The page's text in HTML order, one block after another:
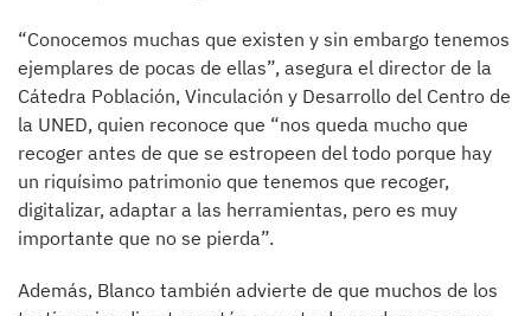
“Conocemos muchas que existen y sin embargo tenemos
ejemplares de pocas de ellas”, asegura el director de la
Cátedra Población, Vinculación y Desarrollo del Centro de
la UNED, quien reconoce que “nos queda mucho que
recoger antes de que se estropeen del todo porque hay
un riquísimo patrimonio que tenemos que recoger,
digitalizar, adaptar a las herramientas, pero es muy
importante que no se pierda”.
Además, Blanco también advierte de que muchos de los